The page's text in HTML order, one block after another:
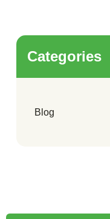
Categories
Blog